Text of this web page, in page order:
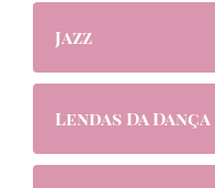
Jazz
Lendas Da Dança